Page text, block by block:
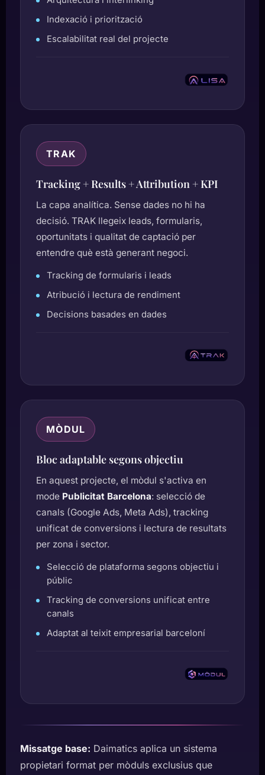
Indexació i priorització
Escalabilitat real del projecte
TRAK
Tracking + Results + Attribution + KPI
La capa analítica. Sense dades no hi ha
decisió. TRAK llegeix leads, formularis,
oportunitats i qualitat de captació per
entendre què està generant negoci.
Tracking de formularis i leads
Atribució i lectura de rendiment
Decisions basades en dades
MÒDUL
Bloc adaptable segons objectiu
En aquest projecte, el mòdul s'activa en
mode Publicitat Barcelona: selecció de
canals (Google Ads, Meta Ads), tracking
unificat de conversions i lectura de resultats
per zona i sector.
Selecció de plataforma segons objectiu i
públic
Tracking de conversions unificat entre
canals
Adaptat al teixit empresarial barceloní
Missatge base: Daimatics aplica un sistema
propietari format per mòduls exclusius que